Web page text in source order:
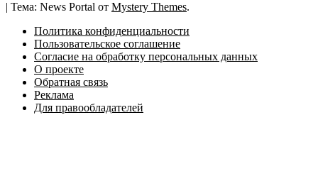
Тема: News Portal от Mystery Themes.
Политика конфиденциальности
Пользовательское соглашение
Согласие на обработку персональных данных
О проекте
Обратная связь
Реклама
Для правообладателей